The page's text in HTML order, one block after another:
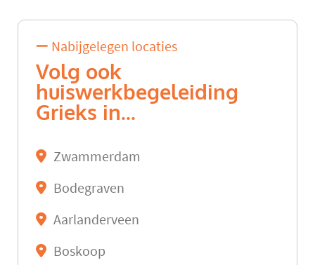
Nabijgelegen locaties
Volg ook
huiswerkbegeleiding
Grieks in...
Zwammerdam
Bodegraven
Aarlanderveen
Boskoop